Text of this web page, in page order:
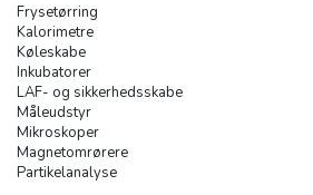
Frysetørring
Kalorimetre
Køleskabe
Inkubatorer
LAF- og sikkerhedsskabe
Måleudstyr
Mikroskoper
Magnetomrørere
Partikelanalyse